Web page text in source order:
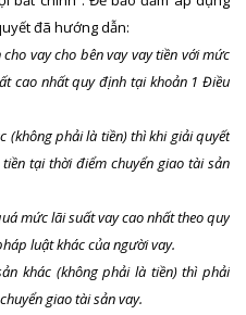
đã hướng dẫn:
vay cho bên vay vay tiền với mức
cao nhất quy định tại khoản 1 Điều
(không phải là tiền) thì khi giải quyết
tại thời điểm chuyển giao tài sản
mức lãi suất vay cao nhất theo quy
luật khác của người vay.
khác (không phải là tiền) thì phải
giao tài sản vay.